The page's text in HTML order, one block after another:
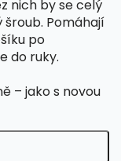
nich by se celý
Pomáhají
po
do ruky.
– jako s novou